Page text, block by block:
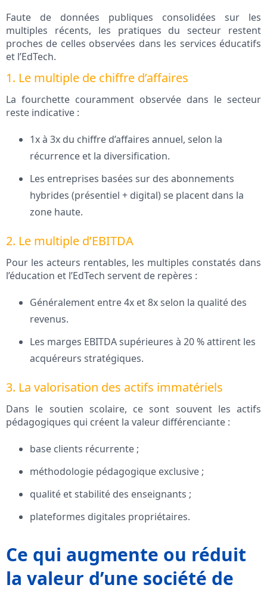
Faute de données publiques consolidées sur les
multiples récents, les pratiques du secteur restent
proches de celles observées dans les services éducatifs
et l’EdTech.
1. Le multiple de chiffre d’affaires
La fourchette couramment observée dans le secteur
reste indicative :
1x à 3x du chiffre d’affaires annuel, selon la
récurrence et la diversification.
Les entreprises basées sur des abonnements
hybrides (présentiel + digital) se placent dans la
zone haute.
2. Le multiple d’EBITDA
Pour les acteurs rentables, les multiples constatés dans
l’éducation et l’EdTech servent de repères :
Généralement entre 4x et 8x selon la qualité des
revenus.
Les marges EBITDA supérieures à 20 % attirent les
acquéreurs stratégiques.
3. La valorisation des actifs immatériels
Dans le soutien scolaire, ce sont souvent les actifs
pédagogiques qui créent la valeur différenciante :
base clients récurrente ;
méthodologie pédagogique exclusive ;
qualité et stabilité des enseignants ;
plateformes digitales propriétaires.
Ce qui augmente ou réduit
la valeur d’une société de